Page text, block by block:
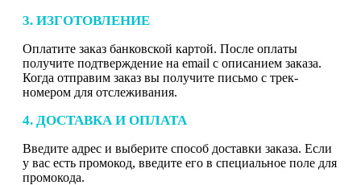
3. ИЗГОТОВЛЕНИЕ
Оплатите заказ банковской картой. После оплаты
получите подтверждение на email с описанием заказа.
Когда отправим заказ вы получите письмо с трек-
номером для отслеживания.
4. ДОСТАВКА И ОПЛАТА
Введите адрес и выберите способ доставки заказа. Если
у вас есть промокод, введите его в специальное поле для
промокода.